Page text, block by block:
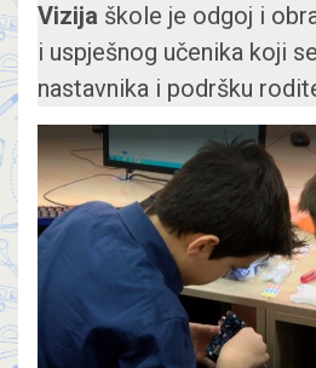
Vizija škole je odgoj i
i uspješnog učenika koji
nastavnika i podršku